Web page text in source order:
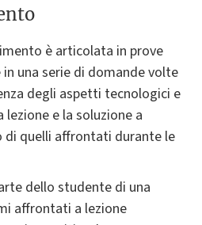
è articolata in prove
una serie di domande volte
degli aspetti tecnologici e
e la soluzione a
di quelli affrontati durante le
dello studente di una
affrontati a lezione